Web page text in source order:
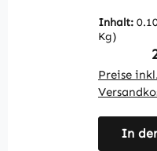
Inhalt:
Kg)
Preise
In